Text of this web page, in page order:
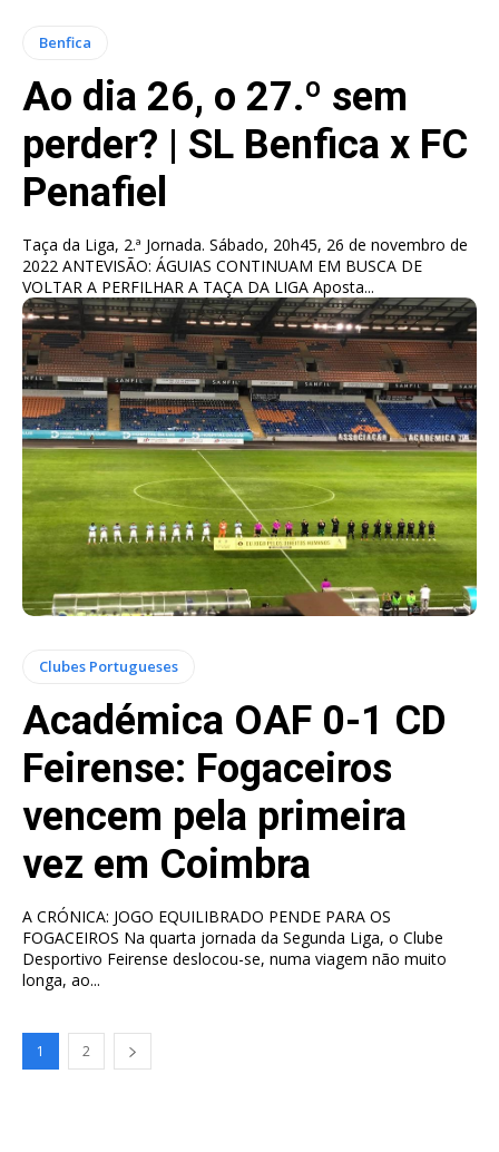
Benfica
Ao dia 26, o 27.º sem
perder? | SL Benfica x FC
Penafiel
Taça da Liga, 2.ª Jornada. Sábado, 20h45, 26 de novembro de
2022 ANTEVISÃO: ÁGUIAS CONTINUAM EM BUSCA DE
VOLTAR A PERFILHAR A TAÇA DA LIGA Aposta...
Clubes Portugueses
Académica OAF 0-1 CD
Feirense: Fogaceiros
vencem pela primeira
vez em Coimbra
A CRÓNICA: JOGO EQUILIBRADO PENDE PARA OS
FOGACEIROS Na quarta jornada da Segunda Liga, o Clube
Desportivo Feirense deslocou-se, numa viagem não muito
longa, ao...
1 2